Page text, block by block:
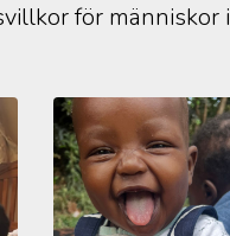
för människor i